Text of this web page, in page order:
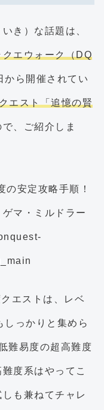
き）な話題は、
エウォーク（DQ
ら開催されてい
エスト「追憶の賢
で、ご紹介しま
エストは、レベ
しっかりと集めら
難易度の超高難度
度系はやってこ
も兼ねてチャレ